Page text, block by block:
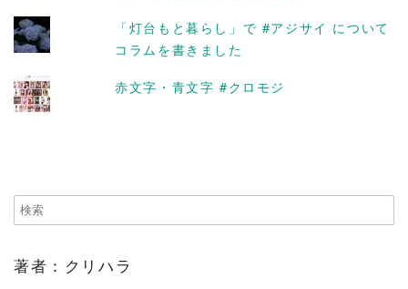
「灯台もと暮らし」で #アジサイ について
コラムを書きました
赤文字・青文字 #クロモジ
著者：クリハラ